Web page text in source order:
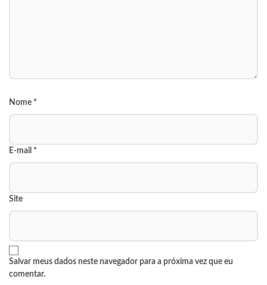
Nome *
E-mail *
Site
Salvar meus dados neste navegador para a próxima vez que eu
comentar.